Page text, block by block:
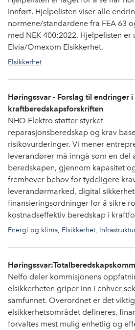
innført. Hjelpelisten viser alle
normene/standardene fra FEA 63
med NEK 400:2022. Hjelpelisten er
Elvia/Omexom Elsikkerhet.
Elsikkerhet
Høringssvar - Forslag til endringer i
kraftberedskapsforskriften
NHO Elektro støtter styrket
reparasjonsberedskap og krav
risikovurderinger. Vi mener
leverandører må inngå som en del
beredskapen, gjennom kapasitet
fremhever behov for tydeligere
leverandørmarked, digital
finansieringsordninger for å sikre
kostnadseffektiv beredskap i
Energi og klima, Elsikkerhet, Infrastruktur
Nelfo deler kommisjonens
elsikkerheten griper inn i enhver
samfunnet. Overordnet er det
elsikkerhetsområdet defineres,
forvaltes mest mulig enhetlig og